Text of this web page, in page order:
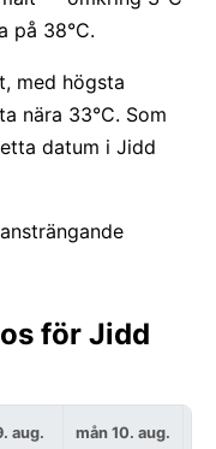
på 38°C.
med högsta
nära 33°C. Som
datum i Jidd
för Jidd
aug. mån 10. aug.